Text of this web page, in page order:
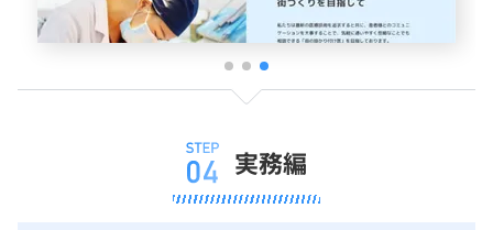
実務編